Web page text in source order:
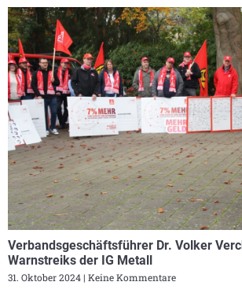
Verbandsgeschäftsführer Dr. Volker
Warnstreiks der IG Metall
31. Oktober 2024 Keine Kommentare